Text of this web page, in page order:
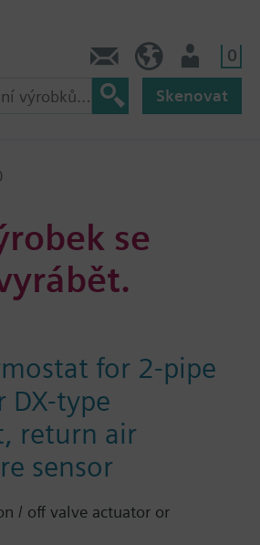
0
Skenovat
se
for 2-pipe
DX-type
return air
sensor
/ off valve actuator or